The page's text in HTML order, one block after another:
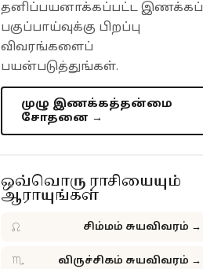
தனிப்பயனாக்கப்பட்ட இணக்கப்
பகுப்பாய்வுக்கு பிறப்பு
விவரங்களைப்
பயன்படுத்துங்கள்.
முழு இணக்கத்தன்மை
சோதனை →
ஒவ்வொரு ராசியையும்
ஆராயுங்கள்
♌ சிம்மம் சுயவிவரம் →
♏ விருச்சிகம் சுயவிவரம் →